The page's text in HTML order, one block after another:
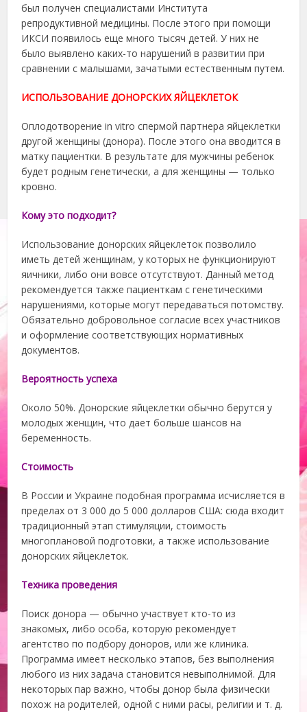
был получен специалистами Института
репродуктивной медицины. После этого при помощи
ИКСИ появилось еще много тысяч детей. У них не
было выявлено каких-то нарушений в развитии при
сравнении с малышами, зачатыми естественным путем.
ИСПОЛЬЗОВАНИЕ ДОНОРСКИХ ЯЙЦЕКЛЕТОК
Оплодотворение in vitro спермой партнера яйцеклетки
другой женщины (донора). После этого она вводится в
матку пациентки. В результате для мужчины ребенок
будет родным генетически, а для женщины — только
кровно.
Кому это подходит?
Использование донорских яйцеклеток позволило
иметь детей женщинам, у которых не функционируют
яичники, либо они вовсе отсутствуют. Данный метод
рекомендуется также пациенткам с генетическими
нарушениями, которые могут передаваться потомству.
Обязательно добровольное согласие всех участников
и оформление соответствующих нормативных
документов.
Вероятность успеха
Около 50%. Донорские яйцеклетки обычно берутся у
молодых женщин, что дает больше шансов на
беременность.
Cтоимость
В России и Украине подобная программа исчисляется в
пределах от 3 000 до 5 000 долларов США: сюда входит
традиционный этап стимуляции, стоимость
многоплановой подготовки, а также использование
донорских яйцеклеток.
Техника проведения
Поиск донора — обычно участвует кто-то из
знакомых, либо особа, которую рекомендует
агентство по подбору доноров, или же клиника.
Программа имеет несколько этапов, без выполнения
любого из них задача становится невыполнимой. Для
некоторых пар важно, чтобы донор была физически
похож на родителей, одной с ними расы, религии и т. д.